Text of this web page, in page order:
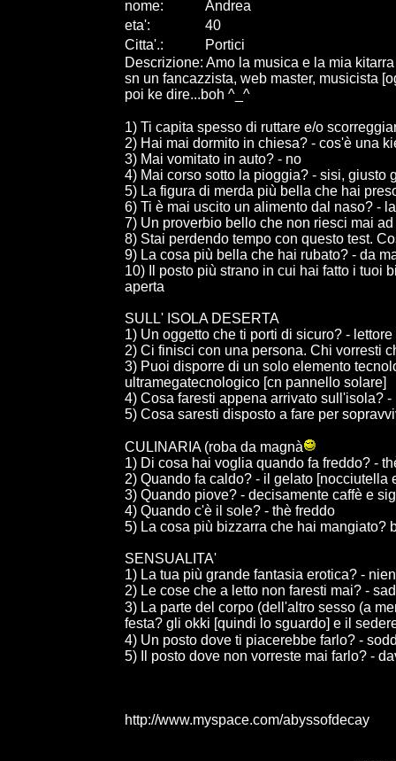
nome:
Andrea
eta':
40
Citta'.:
Portici
Descrizione: Amo la musica e la mia
sn un fancazzista, web master, musicista
poi ke dire...boh ^_^
1) Ti capita spesso di ruttare e/o
2) Hai mai dormito in chiesa? - cos'è una
3) Mai vomitato in auto? - no
4) Mai corso sotto la pioggia? - sisi, giusto
5) La figura di merda più bella che hai
6) Ti è mai uscito un alimento dal naso? -
7) Un proverbio bello che non riesci mai
8) Stai perdendo tempo con questo test.
9) La cosa più bella che hai rubato? - da
10) Il posto più strano in cui hai fatto i tuoi
aperta
SULL' ISOLA DESERTA
1) Un oggetto che ti porti di sicuro? -
2) Ci finisci con una persona. Chi vorresti
3) Puoi disporre di un solo elemento
ultramegatecnologico [cn pannello solare]
4) Cosa faresti appena arrivato sull'isola?
5) Cosa saresti disposto a fare per
CULINARIA (roba da magnà
1) Di cosa hai voglia quando fa freddo? -
2) Quando fa caldo? - il gelato [nocciutella
3) Quando piove? - decisamente caffè e
4) Quando c'è il sole? - thè freddo
5) La cosa più bizzarra che hai mangiato?
SENSUALITA'
1) La tua più grande fantasia erotica? -
2) Le cose che a letto non faresti mai? -
3) La parte del corpo (dell'altro sesso (a
festa? gli okki [quindi lo sguardo] e il
4) Un posto dove ti piacerebbe farlo? -
5) Il posto dove non vorreste mai farlo? -
http://www.myspace.com/abyssofdecay